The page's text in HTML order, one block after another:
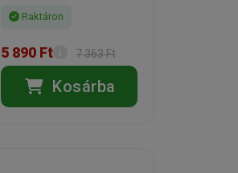
Raktáron
5 890 Ft 7 363 Ft
Kosárba